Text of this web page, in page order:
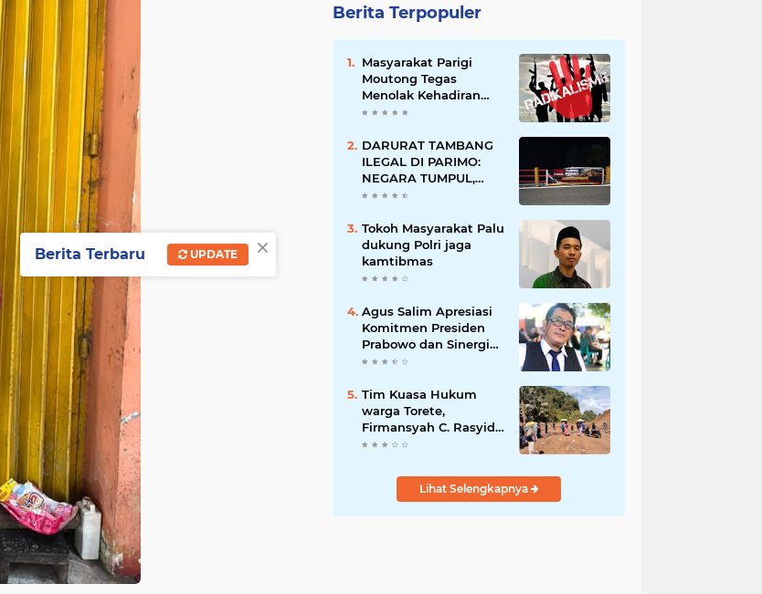
Berita Terpopuler
Masyarakat Parigi
Moutong Tegas
Menolak Kehadiran
Ormas Radikal
DARURAT TAMBANG
ILEGAL DI PARIMO:
NEGARA TUMPUL,
MAFIA TAMBANG
Tokoh Masyarakat Palu
dukung Polri jaga
kamtibmas
Agus Salim Apresiasi
Komitmen Presiden
Prabowo dan Sinergi
Aparat Penegak
Pemberantasan
Korupsi
Tim Kuasa Hukum
warga Torete,
Firmansyah C. Rasyid,
S.H., menyampaikan
atas kesalahpahaman
yang berkembang di
Lihat Selengkapnya
×
Berita Terbaru UPDATE